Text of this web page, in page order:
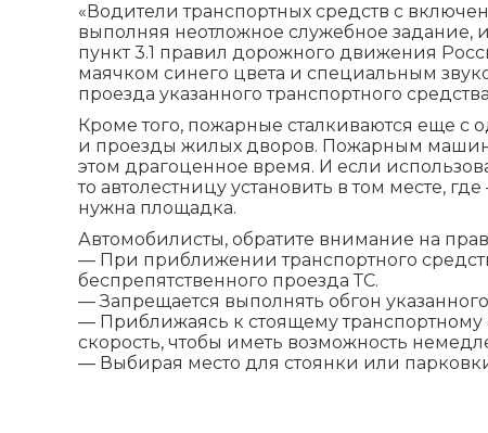
«Водители транспортных средств с
выполняя неотложное служебное
пункт 3.1 правил дорожного движения
маячком синего цвета и специальным
проезда указанного транспортного
Кроме того, пожарные сталкиваются еще с
и проезды жилых дворов. Пожарным
этом драгоценное время. И если
то автолестницу установить в том месте,
нужна площадка.
Автомобилисты, обратите внимание на
— При приближении транспортного
беспрепятственного проезда ТС.
— Запрещается выполнять обгон
— Приближаясь к стоящему
скорость, чтобы иметь возможность
— Выбирая место для стоянки или